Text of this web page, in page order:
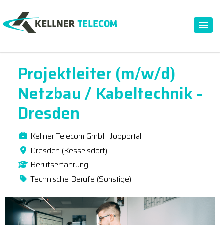
Projektleiter (m/w/d)
Netzbau / Kabeltechnik -
Dresden
Kellner Telecom GmbH Jobportal
Dresden (Kesselsdorf)
Berufserfahrung
Technische Berufe (Sonstige)